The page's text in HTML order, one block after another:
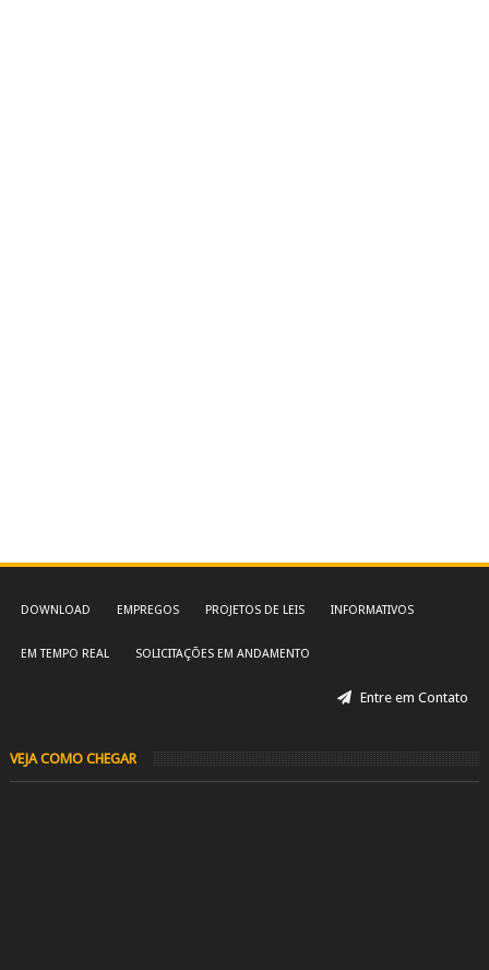
DOWNLOAD EMPREGOS PROJETOS DE LEIS INFORMATIVOS
EM TEMPO REAL SOLICITAÇÕES EM ANDAMENTO
Entre em Contato
VEJA COMO CHEGAR